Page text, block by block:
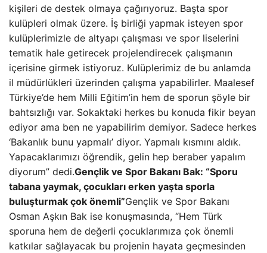
kişileri de destek olmaya çağırıyoruz. Başta spor
kulüpleri olmak üzere. İş birliği yapmak isteyen spor
kulüplerimizle de altyapı çalışması ve spor liselerini
tematik hale getirecek projelendirecek çalışmanın
içerisine girmek istiyoruz. Kulüplerimiz de bu anlamda
il müdürlükleri üzerinden çalışma yapabilirler. Maalesef
Türkiye’de hem Milli Eğitim’in hem de sporun şöyle bir
bahtsızlığı var. Sokaktaki herkes bu konuda fikir beyan
ediyor ama ben ne yapabilirim demiyor. Sadece herkes
‘Bakanlık bunu yapmalı’ diyor. Yapmalı kısmını aldık.
Yapacaklarımızı öğrendik, gelin hep beraber yapalım
diyorum” dedi.Gençlik ve Spor Bakanı Bak: “Sporu
tabana yaymak, çocukları erken yaşta sporla
buluşturmak çok önemli”Gençlik ve Spor Bakanı
Osman Aşkın Bak ise konuşmasında, “Hem Türk
sporuna hem de değerli çocuklarımıza çok önemli
katkılar sağlayacak bu projenin hayata geçmesinden